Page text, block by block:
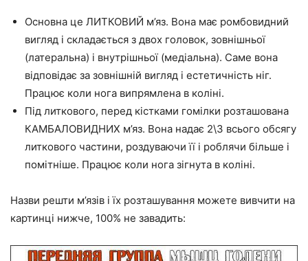
Основна це ЛИТКОВИЙ м’яз. Вона має ромбовидний
вигляд і складається з двох головок, зовнішньої
(латеральна) і внутрішньої (медіальна). Саме вона
відповідає за зовнішній вигляд і естетичність ніг.
Працює коли нога випрямлена в коліні.
Під литкового, перед кістками гомілки розташована
КАМБАЛОВИДНИХ м’яз. Вона надає 2\3 всього обсягу
литкового частини, роздуваючи її і роблячи більше і
помітніше. Працює коли нога зігнута в коліні.
Назви решти м’язів і їх розташування можете вивчити на
картинці нижче, 100% не завадить: